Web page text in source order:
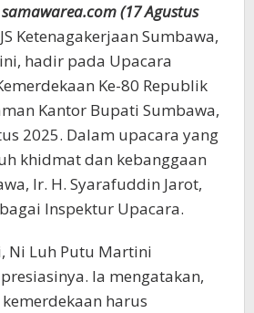
Perlindungan
Pekerja
Bentuk
Nyata
Semangat
Kemerdekaan
samawarea.com (17 Agustus
Ketenagakerjaan Sumbawa,
hadir pada Upacara
Ke-80 Republik
Kantor Bupati Sumbawa,
2025. Dalam upacara yang
khidmat dan kebanggaan
Ir. H. Syarafuddin Jarot,
Inspektur Upacara.
Ni Luh Putu Martini
Ia mengatakan,
harus